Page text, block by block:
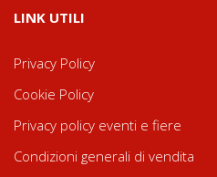
LINK UTILI
Privacy Policy
Cookie Policy
Privacy policy eventi e fiere
Condizioni generali di vendita